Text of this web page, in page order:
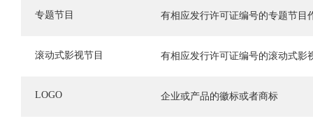
专题节目 有相应发行许可证编号的专题节目
滚动式影视节目 有相应发行许可证编号的滚动式影
LOGO 企业或产品的徽标或者商标